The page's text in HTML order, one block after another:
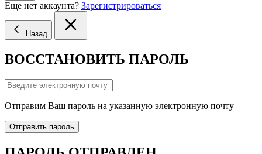
Еще нет аккаунта? Зарегистрироваться
Назад
ВОССТАНОВИТЬ ПАРОЛЬ
Отправим Ваш пароль на указанную электронную почту
Отправить пароль